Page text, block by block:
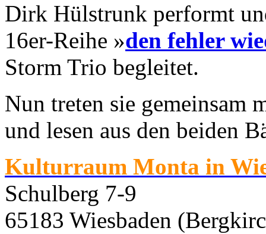
Dirk Hülstrunk performt
16er-Reihe »den fehler
Storm Trio begleitet.
Nun treten sie gemeinsam
und lesen aus den beiden
Kulturraum Monta in
Schulberg 7-9
65183 Wiesbaden